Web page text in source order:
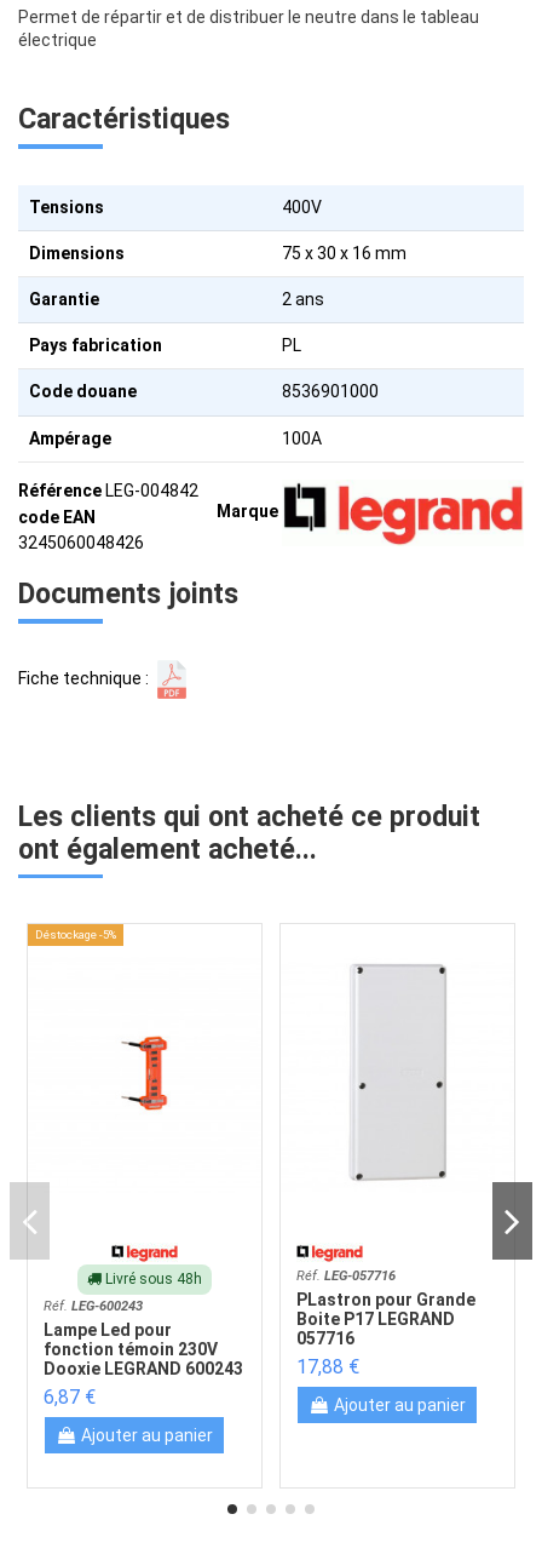
Permet de répartir et de distribuer le neutre dans le tableau
électrique
Caractéristiques
Tensions 400V
Dimensions 75 x 30 x 16 mm
Garantie 2 ans
Pays fabrication PL
Code douane 8536901000
Ampérage 100A
Marque
Référence LEG-004842
code EAN
3245060048426
Documents joints
Fiche technique :
Les clients qui ont acheté ce produit
ont également acheté...
Déstockage -5%
Livré sous 48h
Réf.LEG-600243
Lampe Led pour
fonction témoin 230V
Dooxie LEGRAND 600243
6,87 €
Ajouter au panier
Réf.LEG-057716
PLastron pour Grande
Boite P17 LEGRAND
057716
17,88 €
Ajouter au panier